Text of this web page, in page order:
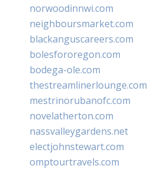
norwoodinnwi.com
neighboursmarket.com
blackanguscareers.com
bolesfororegon.com
bodega-ole.com
thestreamlinerlounge.com
mestrinorubanofc.com
novelatherton.com
nassvalleygardens.net
electjohnstewart.com
omptourtravels.com